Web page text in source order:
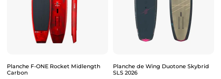
Planche F-ONE Rocket Midlength
Carbon
Planche de Wing Duotone Skybrid
SLS 2026